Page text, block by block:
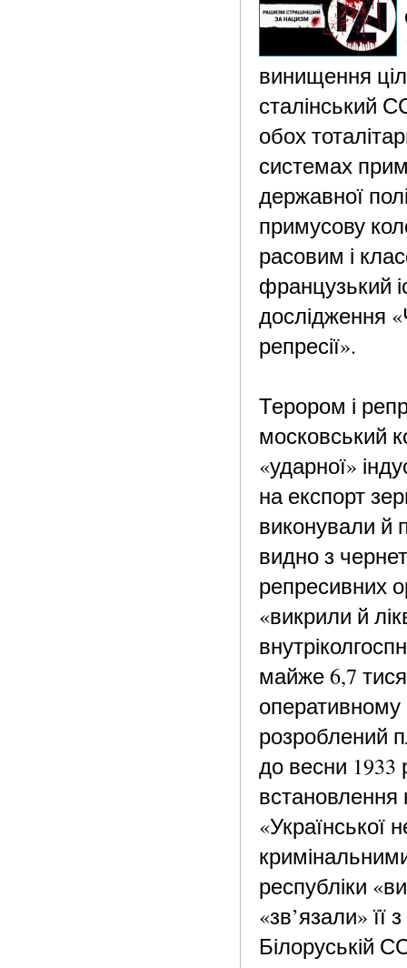
винищення
сталінський
обох
системах
державної
примусову
расовим і
французький
дослідження
репресії».
Терором і
московський
«ударної»
на експорт
виконували й
видно з
репресивних
«викрили й
майже 6,7
оперативному
розроблений
до весни 1933
встановлення
«Української
республіки
«зв’язали»
Білоруській